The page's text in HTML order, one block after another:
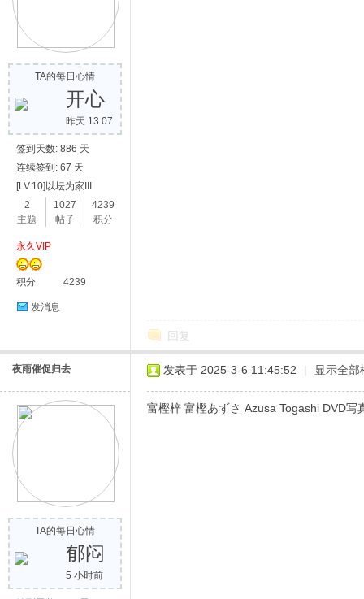
TA的每日心情
开心
昨天 13:07
签到天数: 886 天
连续签到: 67 天
[LV.10]以坛为家III
2
主题
1027
帖子
4239
积分
永久VIP
积分 4239
发消息
回复
夜雨催促归去
TA的每日心情
郁闷
5 小时前
发表于 2025-3-6 11:45:52 | 显示全部
富樫梓 富樫あずさ Azusa Togashi DVD写